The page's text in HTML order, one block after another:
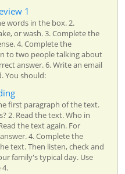
1
words in the box. 2.
or wash. 3. Complete the
4. Complete the
to two people talking about
answer. 6. Write an email
You should:
first paragraph of the text.
2. Read the text. Who in
the text again. For
4. Complete the
text. Then listen, check and
family's typical day. Use
4.